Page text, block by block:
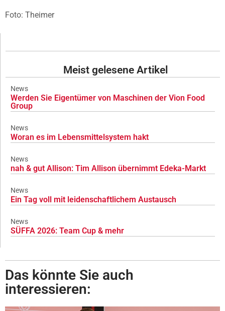
Foto: Theimer
Meist gelesene Artikel
News
Werden Sie Eigentümer von Maschinen der Vion Food
Group
News
Woran es im Lebensmittelsystem hakt
News
nah & gut Allison: Tim Allison übernimmt Edeka-Markt
News
Ein Tag voll mit leidenschaftlichem Austausch
News
SÜFFA 2026: Team Cup & mehr
Das könnte Sie auch
interessieren: